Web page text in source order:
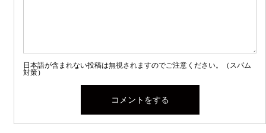
日本語が含まれない投稿は無視されますのでご注意ください。（スパム
対策）